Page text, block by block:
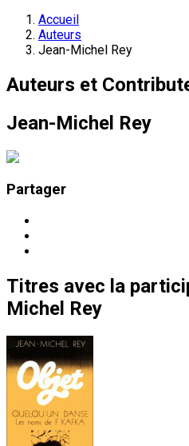
Accueil
Auteurs
Jean-Michel Rey
Auteurs et
Jean-Michel Rey
Partager
Titres avec la
Michel Rey